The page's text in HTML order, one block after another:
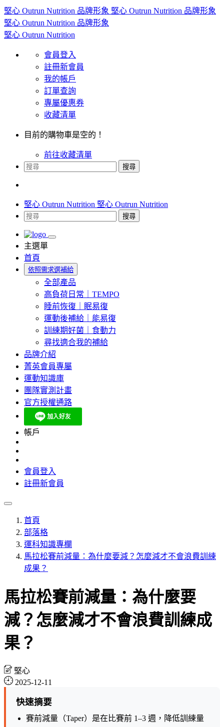
會員登入
註冊新會員
我的帳戶
訂單查詢
專屬優惠券
收藏清單
目前的購物車是空的！
前往收藏清單
搜尋
搜尋
主選單
首頁
依照需求選補給
全部產品
高負荷日常｜TEMPO
睡前恢復｜眠易復
運動後補給｜能易復
訓練期好菌｜食動力
尋找適合我的補給
品牌介紹
菁英會員專屬
運動知識庫
團隊實測計畫
官方授權通路
帳戶
會員登入
註冊新會員
首頁
部落格
運科知識專欄
馬拉松賽前減量：為什麼要減？怎麼減才不會浪費訓練
成果？
馬拉松賽前減量：為什麼要
減？怎麼減才不會浪費訓練成
果？
堅心
2025-12-11
快速摘要
賽前減量（Taper）是在比賽前 1–3 週，降低訓練量